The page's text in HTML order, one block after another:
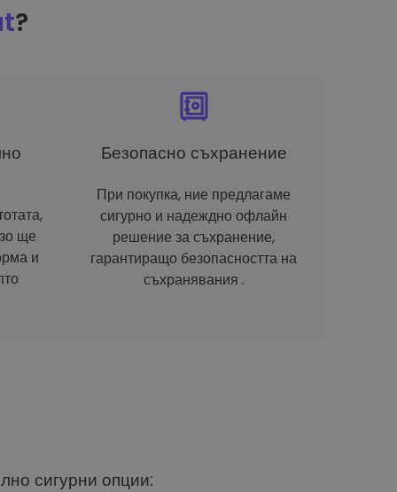
?
ще
и
Безопасно съхранение
При покупка, ние предлагаме
сигурно и надеждно офлайн
решение за съхранение,
гарантиращо безопасността на
съхранявания .
сигурни опции: